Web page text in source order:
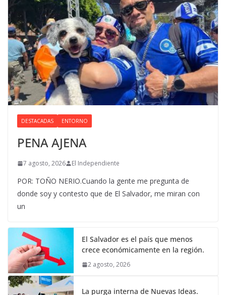
DESTACADAS ENTORNO
PENA AJENA
7 agosto, 2026 El Independiente
POR: TOÑO NERIO.Cuando la gente me pregunta de
donde soy y contesto que de El Salvador, me miran con
un
El Salvador es el país que menos
crece económicamente en la región.
2 agosto, 2026
La purga interna de Nuevas Ideas.